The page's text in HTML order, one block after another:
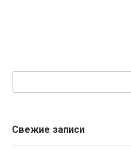
Свежие записи